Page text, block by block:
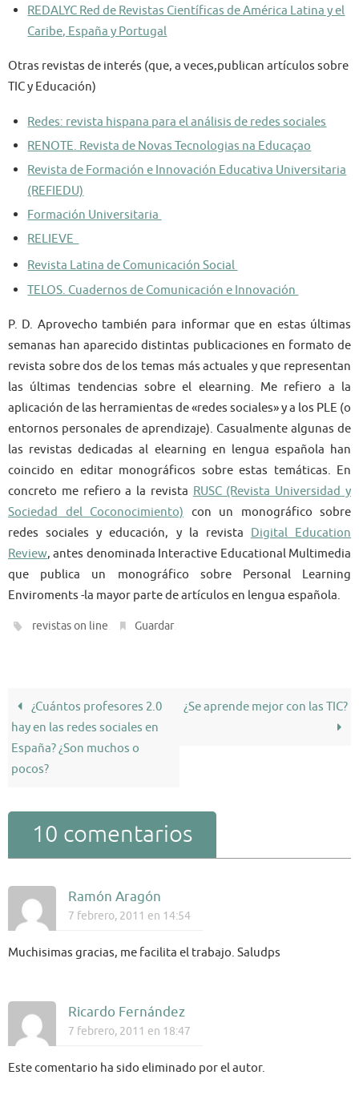
REDALYC Red de Revistas Científicas de América Latina y el
Caribe, España y Portugal
Otras revistas de interés (que, a veces,publican artículos sobre
TIC y Educación)
Redes: revista hispana para el análisis de redes sociales
RENOTE. Revista de Novas Tecnologias na Educaçao
Revista de Formación e Innovación Educativa Universitaria
(REFIEDU)
Formación Universitaria
RELIEVE
Revista Latina de Comunicación Social
TELOS. Cuadernos de Comunicación e Innovación
P. D. Aprovecho también para informar que en estas últimas
semanas han aparecido distintas publicaciones en formato de
revista sobre dos de los temas más actuales y que representan
las últimas tendencias sobre el elearning. Me refiero a la
aplicación de las herramientas de «redes sociales» y a los PLE (o
entornos personales de aprendizaje). Casualmente algunas de
las revistas dedicadas al elearning en lengua española han
coincido en editar monográficos sobre estas temáticas. En
concreto me refiero a la revista RUSC (Revista Universidad y
Sociedad del Coconocimiento) con un monográfico sobre
redes sociales y educación, y la revista Digital Education
Review, antes denominada Interactive Educational Multimedia
que publica un monográfico sobre Personal Learning
Enviroments -la mayor parte de artículos en lengua española.
revistas on line Guardar
¿Cuántos profesores 2.0
hay en las redes sociales en
España? ¿Son muchos o
pocos?
¿Se aprende mejor con las TIC?
10 comentarios
Ramón Aragón
7 febrero, 2011 en 14:54
Muchisimas gracias, me facilita el trabajo. Saludps
Ricardo Fernández
7 febrero, 2011 en 18:47
Este comentario ha sido eliminado por el autor.